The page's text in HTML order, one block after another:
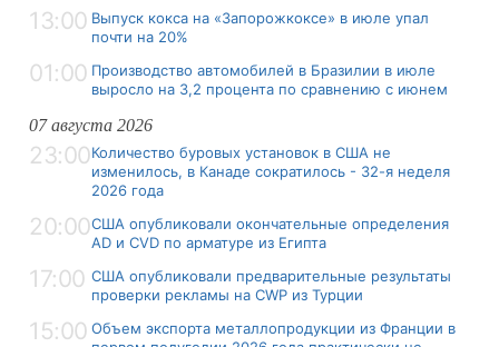
13:00 Выпуск кокса на «Запорожкоксе» в июле упал
почти на 20%
01:00 Производство автомобилей в Бразилии в июле
выросло на 3,2 процента по сравнению с июнем
07 августа 2026
23:00Количество буровых установок в США не
изменилось, в Канаде сократилось - 32-я неделя
2026 года
20:00США опубликовали окончательные определения
AD и CVD по арматуре из Египта
17:00 США опубликовали предварительные результаты
проверки рекламы на CWP из Турции
15:00 Объем экспорта металлопродукции из Франции в